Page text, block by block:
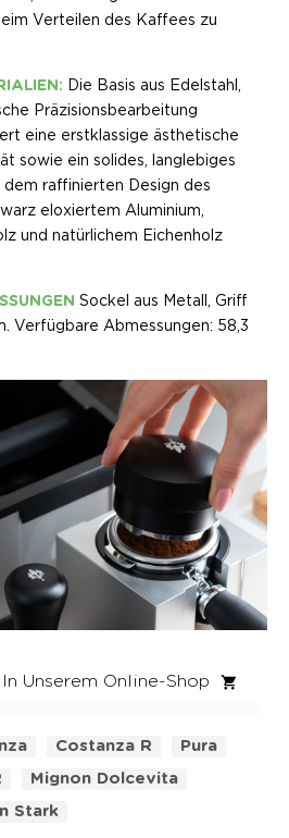
Verteilen des Kaffees zu
Die Basis aus Edelstahl,
Präzisionsbearbeitung
eine erstklassige ästhetische
sowie ein solides, langlebiges
dem raffinierten Design des
eloxiertem Aluminium,
und natürlichem Eichenholz
Sockel aus Metall, Griff
Verfügbare Abmessungen: 58,3
Unserem Online-Shop
Costanza R
Pura
Mignon Dolcevita
Stark